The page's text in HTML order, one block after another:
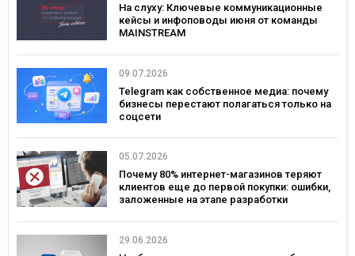
На слуху: Ключевые коммуникационные
кейсы и инфоповоды июня от команды
MAINSTREAM
09.07.2026
Telegram как собственное медиа: почему
бизнесы перестают полагаться только на
соцсети
05.07.2026
Почему 80% интернет-магазинов теряют
клиентов еще до первой покупки: ошибки,
заложенные на этапе разработки
29.06.2026